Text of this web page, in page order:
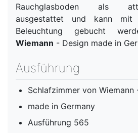
Rauchglasboden als
ausgestattet und kann
Beleuchtung gebucht
Wiemann - Design made in
Ausführung
Schlafzimmer von
made in Germany
Ausführung 565